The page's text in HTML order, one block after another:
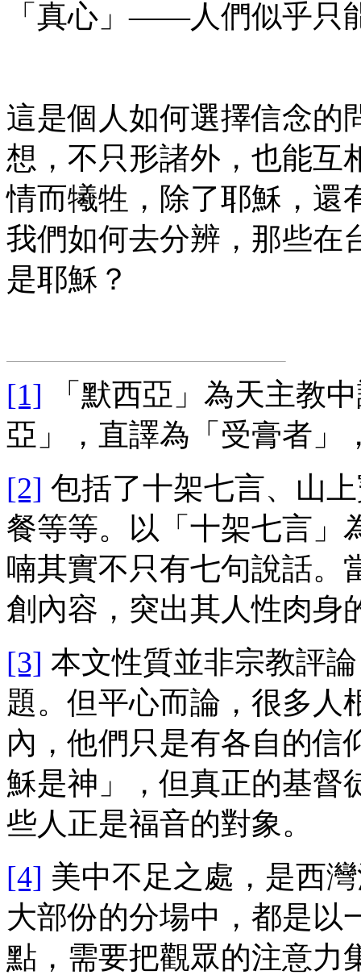
「真心」——人們似乎只
這是個人如何選擇信念的
想，不只形諸外，也能互
情而犧牲，除了耶穌，還
我們如何去分辨，那些在
是耶穌？
[1] 「默西亞」為天主教
亞」，直譯為「受膏者」
[2] 包括了十架七言、山
餐等等。以「十架七言」
喃其實不只有七句說話。
創內容，突出其人性肉身
[3] 本文性質並非宗教評
題。但平心而論，很多人
內，他們只是有各自的
穌是神」，但真正的基督
些人正是福音的對象。
[4] 美中不足之處，是西
大部份的分場中，都是以
點，需要把觀眾的注意力